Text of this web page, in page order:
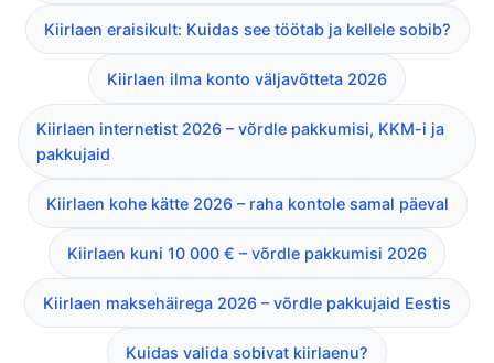
Kiirlaen eraisikult: Kuidas see töötab ja kellele sobib?
Kiirlaen ilma konto väljavõtteta 2026
Kiirlaen internetist 2026 – võrdle pakkumisi, KKM-i ja
pakkujaid
Kiirlaen kohe kätte 2026 – raha kontole samal päeval
Kiirlaen kuni 10 000 € – võrdle pakkumisi 2026
Kiirlaen maksehäirega 2026 – võrdle pakkujaid Eestis
Kuidas valida sobivat kiirlaenu?